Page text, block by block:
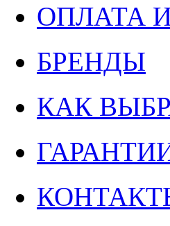
ОПЛАТА
БРЕНДЫ
КАК